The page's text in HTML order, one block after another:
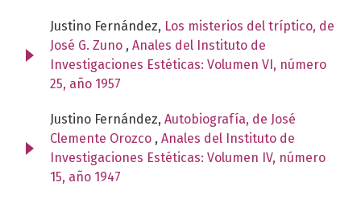
Justino Fernández, Los misterios del tríptico, de
José G. Zuno , Anales del Instituto de
Investigaciones Estéticas: Volumen VI, número
25, año 1957
Justino Fernández, Autobiografía, de José
Clemente Orozco , Anales del Instituto de
Investigaciones Estéticas: Volumen IV, número
15, año 1947